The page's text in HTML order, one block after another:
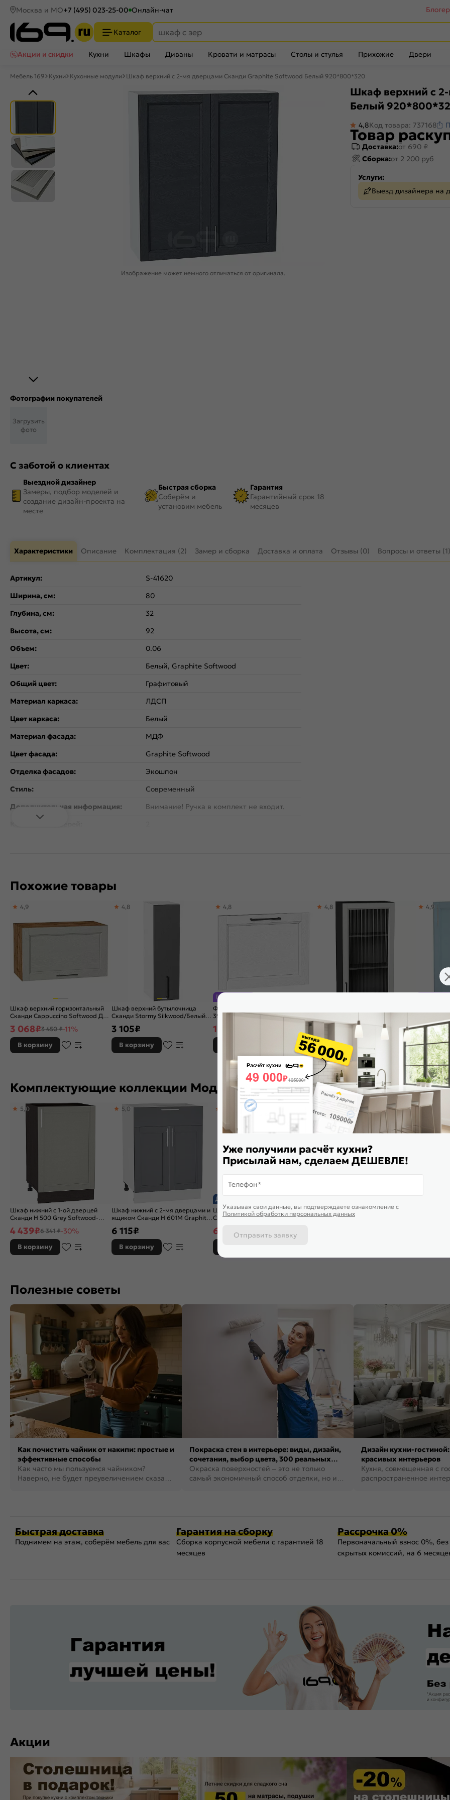
Москва и МО+7 (495) 023-25-00 Онлайн-чат
Каталог
Акции и скидки
Кухни Шкафы Диваны Кровати и матрасы Столы и стулья Прихожие Двери
Мебель 169 Кухни Кухонные модули Шкаф верхний с 2-мя дверцами Сканди Graphite Softwood Белый 920*800*320
Изображение может немного отличаться от оригинала.
Фотографии покупателей
Загрузить
фото
С заботой о клиентах
Выездной дизайнер
Замеры, подбор моделей и
создание дизайн-проекта на
месте
Быстрая сборка
Соберём и
установим мебель
Гарантия
Гарантийный срок 18
месяцев
Шкаф верхний с
Белый
4,8Код товара: 737168
Товар
Доставка:от 690 ₽
Сборка:от 2 200 руб
Услуги:
Выезд дизайнера на
Характеристики Описание Комплектация (2) Замер и сборка Доставка и оплата Отзывы (0) Вопросы и ответы (1)
Артикул:
S-41620
Ширина, см:
80
Глубина, см:
32
Высота, см:
92
Объем:
0.06
Цвет:
Белый, Graphite Softwood
Общий цвет:
Графитовый
Материал каркаса:
ЛДСП
Цвет каркаса:
Белый
Материал фасада:
МДФ
Цвет фасада:
Graphite Softwood
Отделка фасадов:
Экошпон
Стиль:
Современный
Дополнительная информация:
Внимание! Ручка в комплект не входит.
Расположение:
Похожие товары
Шкаф верхний горизонтальный
Сканди Cappuccino Softwood Дуб
4,9
3 068₽3 450 ₽-11%
В корзину
Шкаф верхний бутылочница
Сканди Stormy Silkwood/Белый
4,8
3 105₽
В корзину
Распродажа
ФЯ Сканди 40.50 White Silkwood
390*496*18
4,8
1 553
Silkwood/Graphite 920*500*320
4,8
В корзину
Комплект
4,9
2 520₽
В
Комплектующие коллекции Модули кухни Сканди
Шкаф нижний с 1-ой дверцей
Сканди Н 500 Grey Softwood-
5,0
4 439₽6 341 ₽-30%
В корзину
Шкаф нижний с 2-мя дверцами и
ящиком Сканди Н 601М Graphite
5,0
6 115₽
В корзину
Доставим завтра
Шкаф нижний с 3-мя ящиками
Сканди Н 403 Graphite Softwood-
6 585₽
Шкаф верхний с 1-ой дверцей
Сканди В 309 Sky Wood-Белый
Шкаф
Сканди В
4,8
В
Полезные советы
Как почистить чайник от накипи: простые и
эффективные способы
Как часто мы пользуемся чайником?
Наверно, не будет преувеличением сказать,
Покраска стен в интерьере: виды, дизайн,
сочетания, выбор цвета, 300 реальных
фото
Окраска поверхностей – это не только
самый экономичный способ отделки, но и
Дизайн кухни-
красивых интерьеров
Кухня, совмещенная с
распространенное
Быстрая доставка
Поднимем на этаж, соберём мебель для вас
Гарантия на сборку
Сборка корпусной мебели с гарантией 18
месяцев
Рассрочка 0%
Первоначальный взнос 0%,
скрытых комиссий, на 6
Акции
Уже получили расчёт кухни?
Присылай нам, сделаем ДЕШЕВЛЕ!
Телефон*
Указывая свои данные, вы подтверждаете ознакомление c
Политикой обработки персональных данных
Отправить заявку